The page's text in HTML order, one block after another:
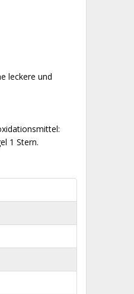
leckere und
1 Stern.